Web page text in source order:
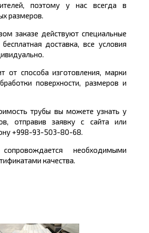
поэтому у нас всегда в
размеров.
заказе действуют специальные
доставка, все условия
от способа изготовления, марки
поверхности, размеров и
трубы вы можете узнать у
отправив заявку с сайта или
+998-93-503-80-68.
необходимыми
качества.